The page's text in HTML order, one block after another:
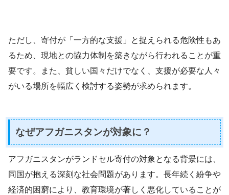
ただし、寄付が「一方的な支援」と捉えられる危険性もあ
るため、現地との協力体制を築きながら行われることが重
要です。また、貧しい国々だけでなく、支援が必要な人々
がいる場所を幅広く検討する姿勢が求められます。
なぜアフガニスタンが対象に？
アフガニスタンがランドセル寄付の対象となる背景には、
同国が抱える深刻な社会問題があります。長年続く紛争や
経済的困窮により、教育環境が著しく悪化していることが